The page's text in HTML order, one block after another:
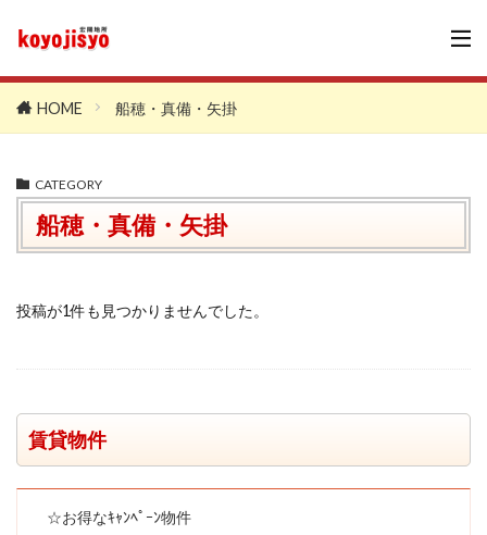
HOME 船穂・真備・矢掛
CATEGORY
船穂・真備・矢掛
投稿が1件も見つかりませんでした。
賃貸物件
☆お得なｷｬﾝﾍﾟｰﾝ物件